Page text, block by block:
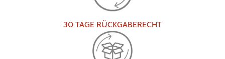
30 TAGE RÜCKGABERECHT